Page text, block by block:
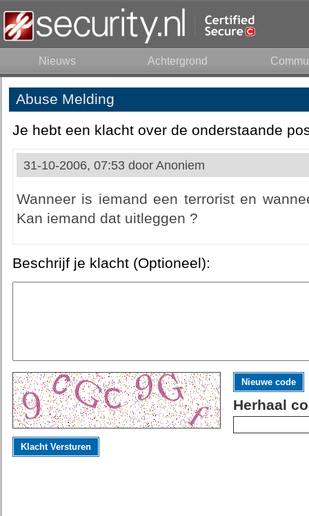
Nieuws Achtergrond
Abuse Melding
Je hebt een klacht over de onderstaande
31-10-2006, 07:53 door Anoniem
Wanneer is iemand een terrorist en
Kan iemand dat uitleggen ?
Beschrijf je klacht (Optioneel):
Nieuwe code
Herhaal
Klacht Versturen